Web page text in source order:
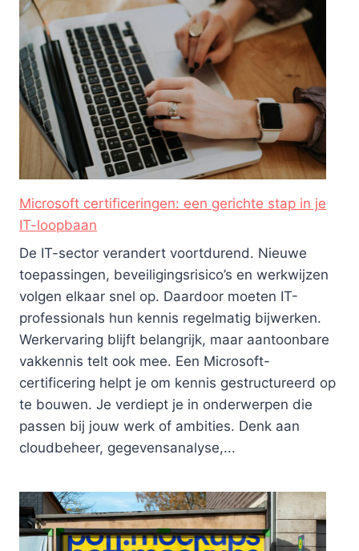
Microsoft certificeringen: een gerichte stap in je
IT-loopbaan
De IT-sector verandert voortdurend. Nieuwe
toepassingen, beveiligingsrisico’s en werkwijzen
volgen elkaar snel op. Daardoor moeten IT-
professionals hun kennis regelmatig bijwerken.
Werkervaring blijft belangrijk, maar aantoonbare
vakkennis telt ook mee. Een Microsoft-
certificering helpt je om kennis gestructureerd op
te bouwen. Je verdiept je in onderwerpen die
passen bij jouw werk of ambities. Denk aan
cloudbeheer, gegevensanalyse,...